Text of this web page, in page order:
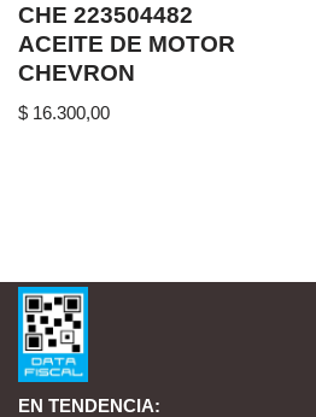
CHE 223504482
ACEITE DE MOTOR
CHEVRON
$ 16.300,00
EN TENDENCIA: